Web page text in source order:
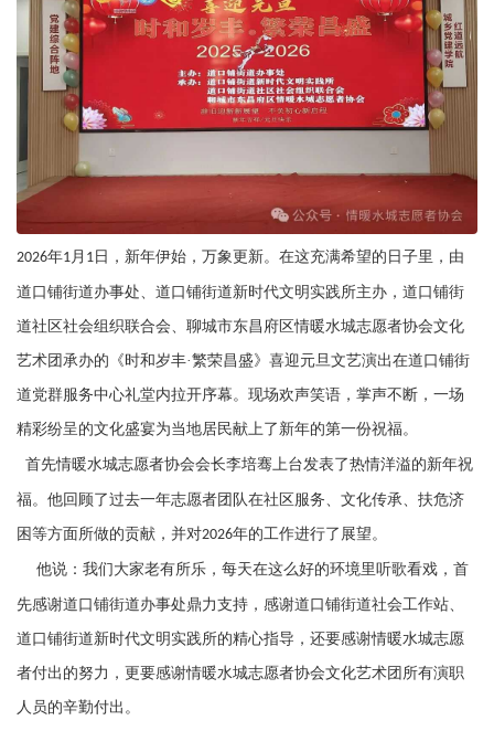
2026年1 月 1日，新年伊始，万象更新。在这充满希望的日子里，由
道口铺街道办事处、道口铺街道新时代文明实践所主办，道口铺街
道社区社会组织联合会、聊城市东昌府区情暖水城志愿者协会文化
艺术团承办的《时和岁丰·繁荣昌盛》喜迎元旦文艺演出在道口铺街
道党群服务中心礼堂内拉开序幕。现场欢声笑语，掌声不断，一场
精彩纷呈的文化盛宴为当地居民献上了新年的第一份祝福。
首先情暖水城志愿者协会会长李培骞上台发表了热情洋溢的新年祝
福。他回顾了过去一年志愿者团队在社区服务、文化传承、扶危济
困等方面所做的贡献，并对2026年的工作进行了展望。
他说：我们大家老有所乐，每天在这么好的环境里听歌看戏，首
先感谢道口铺街道办事处鼎力支持，感谢道口铺街道社会工作站、
道口铺街道新时代文明实践所的精心指导，还要感谢情暖水城志愿
者付出的努力，更要感谢情暖水城志愿者协会文化艺术团所有演职
人员的辛勤付出。